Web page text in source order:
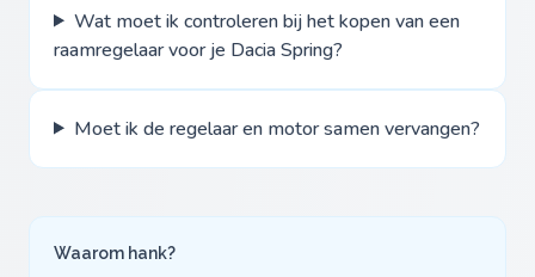
Wat moet ik controleren bij het kopen van een
raamregelaar voor je Dacia Spring?
Moet ik de regelaar en motor samen vervangen?
Waarom hank?